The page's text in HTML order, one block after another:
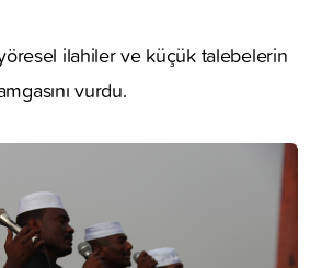
ilahiler ve küçük talebelerin
vurdu.